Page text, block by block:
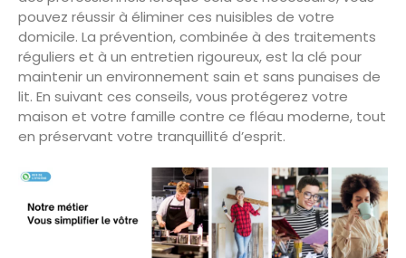
pouvez réussir à éliminer ces nuisibles de votre
domicile. La prévention, combinée à des traitements
réguliers et à un entretien rigoureux, est la clé pour
maintenir un environnement sain et sans punaises de
lit. En suivant ces conseils, vous protégerez votre
maison et votre famille contre ce fléau moderne, tout
en préservant votre tranquillité d’esprit.